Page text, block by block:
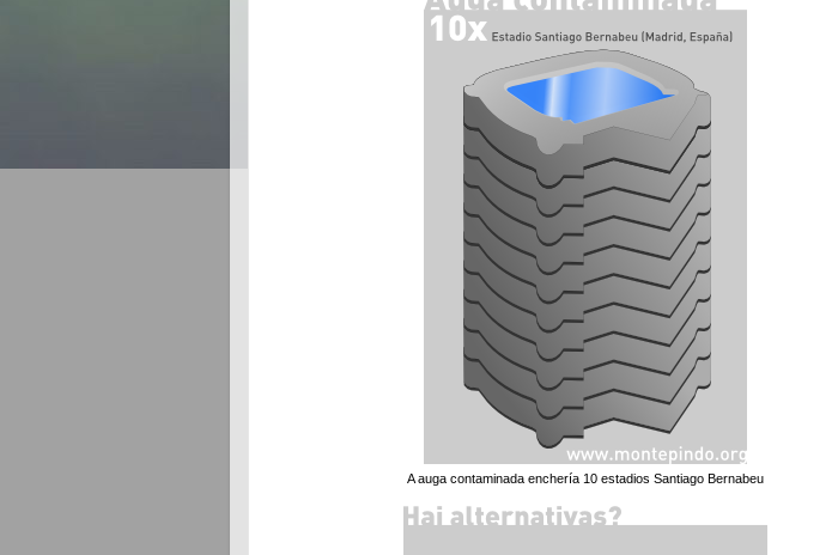
A auga contaminada enchería 10 estadios Santiago Bernabeu